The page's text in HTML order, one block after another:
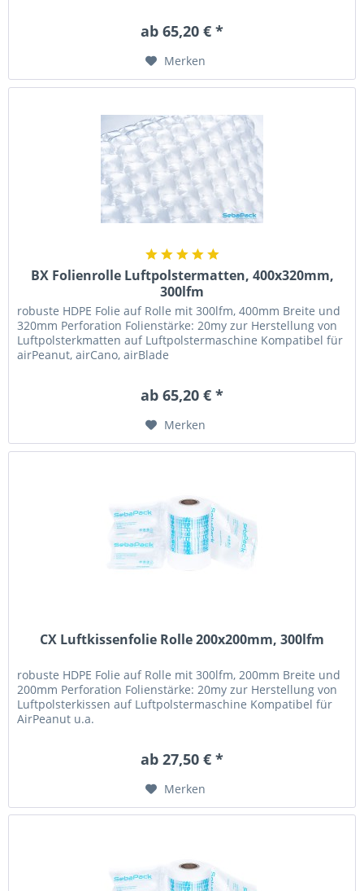
ab 65,20 € *
Merken
BX Folienrolle Luftpolstermatten, 400x320mm,
300lfm
robuste HDPE Folie auf Rolle mit 300lfm, 400mm Breite und
320mm Perforation Folienstärke: 20my zur Herstellung von
Luftpolsterkmatten auf Luftpolstermaschine Kompatibel für
airPeanut, airCano, airBlade
ab 65,20 € *
Merken
CX Luftkissenfolie Rolle 200x200mm, 300lfm
robuste HDPE Folie auf Rolle mit 300lfm, 200mm Breite und
200mm Perforation Folienstärke: 20my zur Herstellung von
Luftpolsterkissen auf Luftpolstermaschine Kompatibel für
AirPeanut u.a.
ab 27,50 € *
Merken